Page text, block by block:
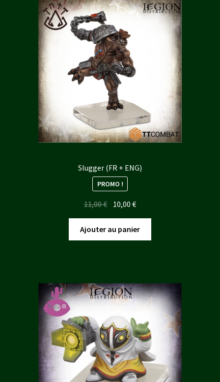
Slugger (FR + ENG)
PROMO !
11,00€ Le
initial
était :
10,00€Le
actuel
est :
Ajouter au panier